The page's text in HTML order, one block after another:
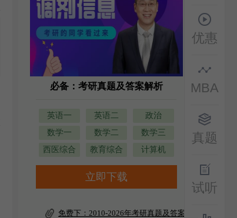
优惠
MBA
真题
试听
必备：考研真题及答案解析
英语一 英语二
政治
数学一
数学二
数学三
西医综合
教育综合 计算机
立即下载
免费下：2010-2026年考研真题及答案